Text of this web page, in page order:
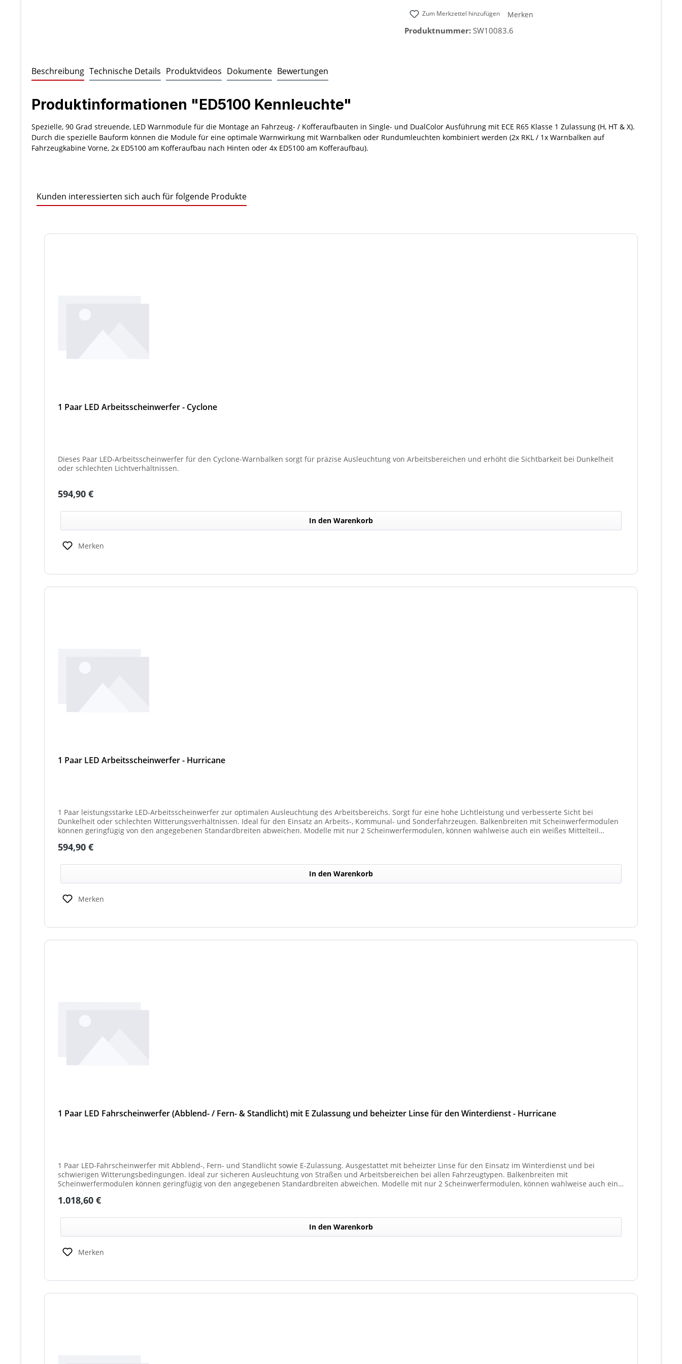
Zum Merkzettel hinzufügen Merken
Produktnummer: SW10083.6
Beschreibung Technische Details Produktvideos Dokumente Bewertungen
Produktinformationen "ED5100 Kennleuchte"
Spezielle, 90 Grad streuende, LED Warnmodule für die Montage an Fahrzeug- / Kofferaufbauten in Single- und DualColor Ausführung mit ECE R65 Klasse 1 Zulassung (H, HT & X).
Durch die spezielle Bauform können die Module für eine optimale Warnwirkung mit Warnbalken oder Rundumleuchten kombiniert werden (2x RKL / 1x Warnbalken auf
Fahrzeugkabine Vorne, 2x ED5100 am Kofferaufbau nach Hinten oder 4x ED5100 am Kofferaufbau).
Kunden interessierten sich auch für folgende Produkte
1 Paar LED Arbeitsscheinwerfer - Cyclone
Dieses Paar LED-Arbeitsscheinwerfer für den Cyclone-Warnbalken sorgt für präzise Ausleuchtung von Arbeitsbereichen und erhöht die Sichtbarkeit bei Dunkelheit
oder schlechten Lichtverhältnissen.
Regulärer Preis:
594,90 €
In den Warenkorb
Merken
1 Paar LED Arbeitsscheinwerfer - Hurricane
1 Paar leistungsstarke LED-Arbeitsscheinwerfer zur optimalen Ausleuchtung des Arbeitsbereichs. Sorgt für eine hohe Lichtleistung und verbesserte Sicht bei
Dunkelheit oder schlechten Witterungsverhältnissen. Ideal für den Einsatz an Arbeits-, Kommunal- und Sonderfahrzeugen. Balkenbreiten mit Scheinwerfermodulen
können geringfügig von den angegebenen Standardbreiten abweichen. Modelle mit nur 2 Scheinwerfermodulen, können wahlweise auch ein weißes Mittelteil
Regulärer Preis:
594,90 €
In den Warenkorb
Merken
1 Paar LED Fahrscheinwerfer (Abblend- / Fern- & Standlicht) mit E Zulassung und beheizter Linse für den Winterdienst - Hurricane
1 Paar LED-Fahrscheinwerfer mit Abblend-, Fern- und Standlicht sowie E-Zulassung. Ausgestattet mit beheizter Linse für den Einsatz im Winterdienst und bei
schwierigen Witterungsbedingungen. Ideal zur sicheren Ausleuchtung von Straßen und Arbeitsbereichen bei allen Fahrzeugtypen. Balkenbreiten mit
Scheinwerfermodulen können geringfügig von den angegebenen Standardbreiten abweichen. Modelle mit nur 2 Scheinwerfermodulen, können wahlweise auch ein
Scheinwerfer möglich)
Regulärer Preis:
1.018,60 €
In den Warenkorb
Merken